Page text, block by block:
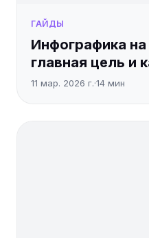
ГАЙДЫ
Инфографика
главная цель и
2026 году
11 мар. 2026 г.·14 мин